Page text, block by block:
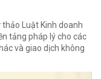
Luật Kinh doanh
tảng pháp lý cho các
và giao dịch không